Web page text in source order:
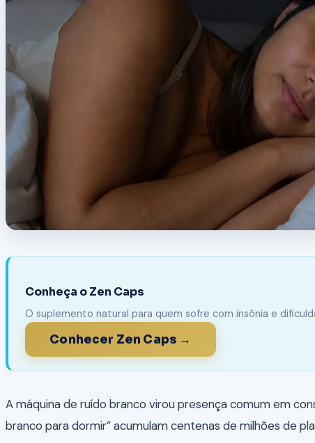
Conheça o Zen Caps
O suplemento natural para quem sofre com insônia e
Conhecer Zen Caps →
A máquina de ruído branco virou presença comum em
branco para dormir” acumulam centenas de milhões de